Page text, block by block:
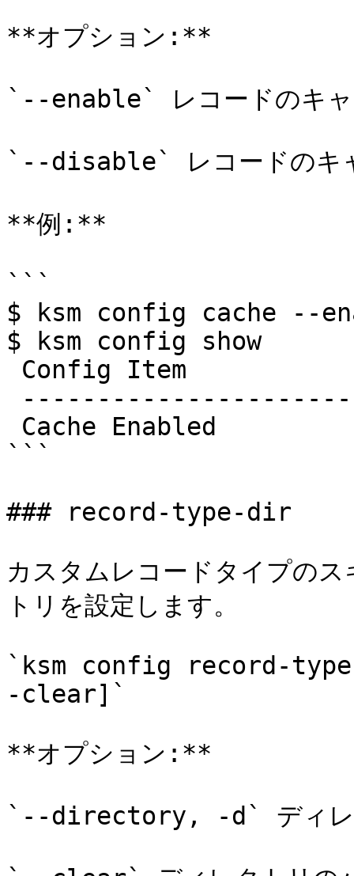
**オプション:**
`--enable` レコードのキャ
`--disable` レコードのキ
**例:**
```
$ ksm config cache --
$ ksm config show
```
### record-type-dir
カスタムレコードタイプの
トリを設定します。
`ksm config record-
-clear]`
**オプション:**
`--directory, -d` ディレ